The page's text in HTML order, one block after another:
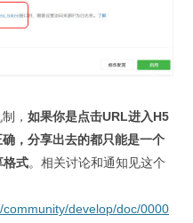
， 如果你是点击URL进入H5
，分享出去的都只能是一个
格式。相关讨论和通知见这个
develop/doc/0000